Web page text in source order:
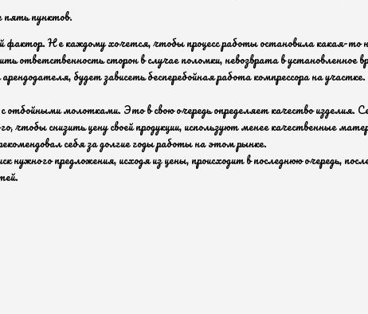
пять пунктов.
Не каждому хочется, чтобы процесс работы остановила какая-то
ответственность сторон в случае поломки, невозврата в установленное
будет зависеть бесперебойная работа компрессора на
отбойными молотками. Это в свою очередь определяет качество изделия.
чтобы снизить цену своей продукции, используют менее качественные
себя за долгие годы работы на этом рынке.
предложения, исходя из цены, происходит в последнюю очередь,